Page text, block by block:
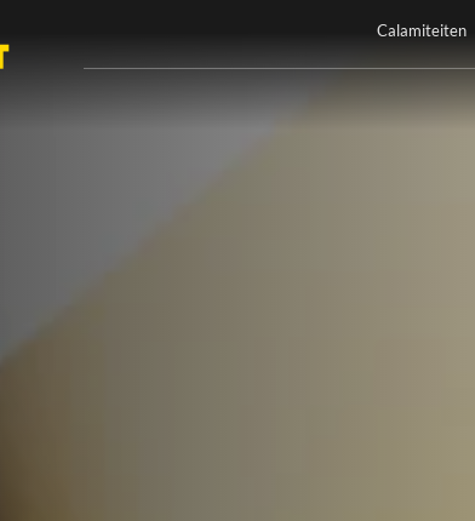
Calamiteiten